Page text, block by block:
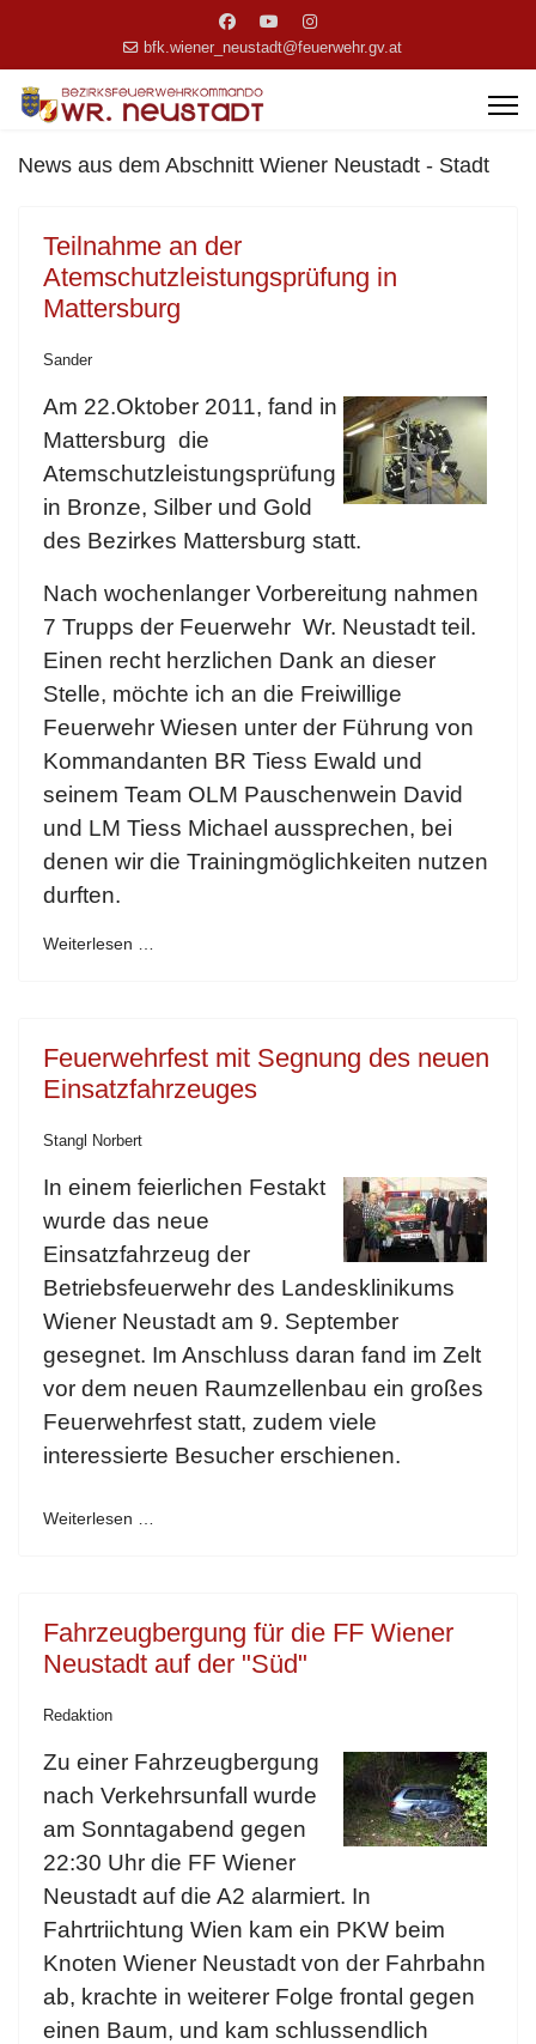
bfk.wiener_neustadt@feuerwehr.gv.at
News aus dem Abschnitt Wiener Neustadt - Stadt
Teilnahme an der
Atemschutzleistungsprüfung in
Mattersburg
Sander
Am 22.Oktober 2011, fand in
Mattersburg die
Atemschutzleistungsprüfung
in Bronze, Silber und Gold
des Bezirkes Mattersburg statt.
Nach wochenlanger Vorbereitung nahmen
7 Trupps der Feuerwehr Wr. Neustadt teil.
Einen recht herzlichen Dank an dieser
Stelle, möchte ich an die Freiwillige
Feuerwehr Wiesen unter der Führung von
Kommandanten BR Tiess Ewald und
seinem Team OLM Pauschenwein David
und LM Tiess Michael aussprechen, bei
denen wir die Trainingmöglichkeiten nutzen
durften.
Weiterlesen …
Feuerwehrfest mit Segnung des neuen
Einsatzfahrzeuges
Stangl Norbert
In einem feierlichen Festakt
wurde das neue
Einsatzfahrzeug der
Betriebsfeuerwehr des Landesklinikums
Wiener Neustadt am 9. September
gesegnet. Im Anschluss daran fand im Zelt
vor dem neuen Raumzellenbau ein großes
Feuerwehrfest statt, zudem viele
interessierte Besucher erschienen.
Weiterlesen …
Fahrzeugbergung für die FF Wiener
Neustadt auf der "Süd"
Redaktion
Zu einer Fahrzeugbergung
nach Verkehrsunfall wurde
am Sonntagabend gegen
22:30 Uhr die FF Wiener
Neustadt auf die A2 alarmiert. In
Fahrtriichtung Wien kam ein PKW beim
Knoten Wiener Neustadt von der Fahrbahn
ab, krachte in weiterer Folge frontal gegen
einen Baum, und kam schlussendlich